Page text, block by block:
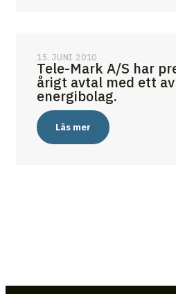
15. JUNI 2010
Tele-Mark A/S har
årigt avtal med ett
energibolag.
Läs mer